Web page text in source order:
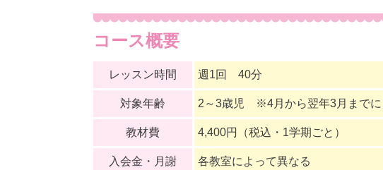
コース概要
レッスン時間 週1回 40分
対象年齢 2～3歳児 ※4月から翌年3月までに
教材費 4,400円（税込・1学期ごと）
入会金・月謝 各教室によって異なる